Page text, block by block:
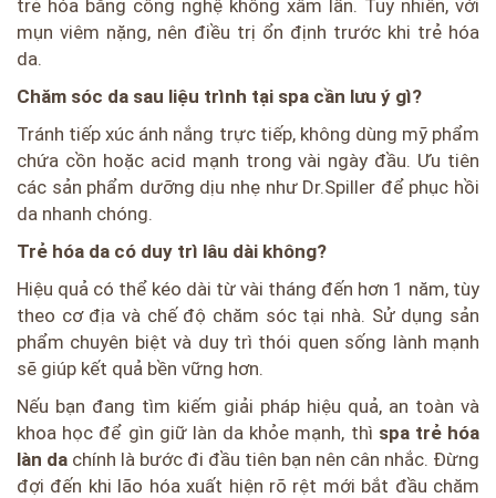
trẻ hóa bằng công nghệ không xâm lấn. Tuy nhiên, với
mụn viêm nặng, nên điều trị ổn định trước khi trẻ hóa
da.
Chăm sóc da sau liệu trình tại spa cần lưu ý gì?
Tránh tiếp xúc ánh nắng trực tiếp, không dùng mỹ phẩm
chứa cồn hoặc acid mạnh trong vài ngày đầu. Ưu tiên
các sản phẩm dưỡng dịu nhẹ như Dr.Spiller để phục hồi
da nhanh chóng.
Trẻ hóa da có duy trì lâu dài không?
Hiệu quả có thể kéo dài từ vài tháng đến hơn 1 năm, tùy
theo cơ địa và chế độ chăm sóc tại nhà. Sử dụng sản
phẩm chuyên biệt và duy trì thói quen sống lành mạnh
sẽ giúp kết quả bền vững hơn.
Nếu bạn đang tìm kiếm giải pháp hiệu quả, an toàn và
khoa học để gìn giữ làn da khỏe mạnh, thì spa trẻ hóa
làn da chính là bước đi đầu tiên bạn nên cân nhắc. Đừng
đợi đến khi lão hóa xuất hiện rõ rệt mới bắt đầu chăm